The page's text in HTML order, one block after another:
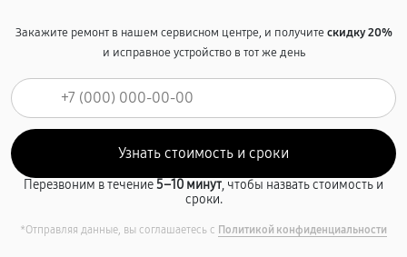
Закажите ремонт в нашем сервисном центре, и получитескидку 20%
и исправное устройство в тот же день
Перезвоним в течение5–10 минут, чтобы назвать стоимость и
сроки.
*Отправляя данные, вы соглашаетесь с Политикой конфиденциальности